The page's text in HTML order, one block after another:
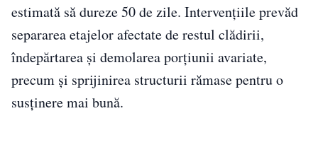
estimată să dureze 50 de zile. Intervențiile prevăd
separarea etajelor afectate de restul clădirii,
îndepărtarea și demolarea porțiunii avariate,
precum și sprijinirea structurii rămase pentru o
susținere mai bună.